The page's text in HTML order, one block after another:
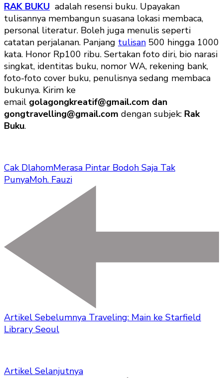
RAK BUKU adalah resensi buku. Upayakan
tulisannya membangun suasana lokasi membaca,
personal literatur. Boleh juga menulis seperti
catatan perjalanan. Panjang tulisan 500 hingga 1000
kata. Honor Rp100 ribu. Sertakan foto diri, bio narasi
singkat, identitas buku, nomor WA, rekening bank,
foto-foto cover buku, penulisnya sedang membaca
bukunya. Kirim ke
email golagongkreatif@gmail.com dan
gongtravelling@gmail.com dengan subjek: Rak
Buku.
Cak DlahomMerasa Pintar Bodoh Saja Tak
PunyaMoh. Fauzi
Artikel Sebelumnya Traveling: Main ke Starfield
Library Seoul
Artikel Selanjutnya